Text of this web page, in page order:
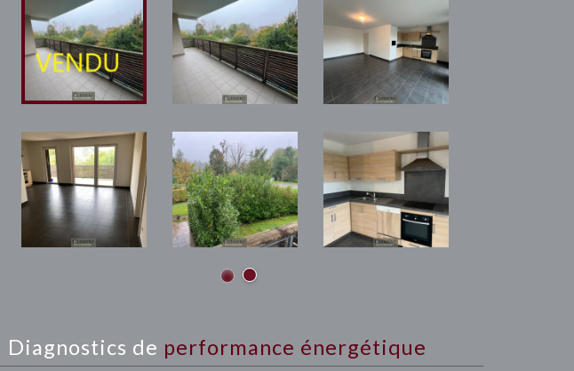
diagnostics de performance énergétique